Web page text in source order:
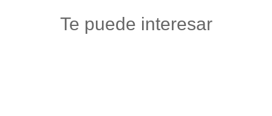
Te puede interesar